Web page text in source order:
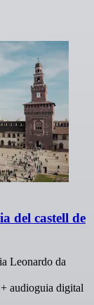
del castell de
Leonardo da
audioguia digital